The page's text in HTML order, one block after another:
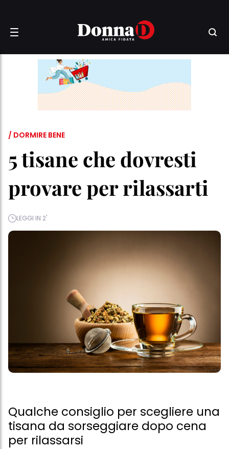
/ DORMIRE BENE
5 tisane che dovresti
provare per rilassarti
LEGGI IN 2'
Qualche consiglio per scegliere una
tisana da sorseggiare dopo cena
per rilassarsi